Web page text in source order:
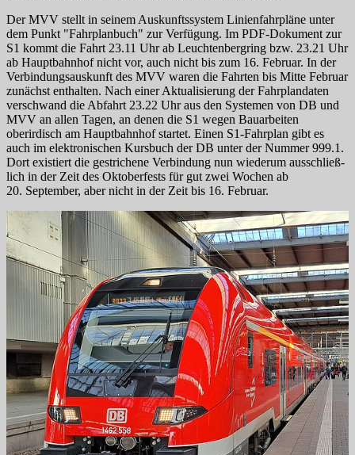
Der MVV stellt in seinem Auskunfts­system Linien­fahr­pläne unter
dem Punkt "Fahr­plan­buch" zur Verfügung. Im PDF-Dokument zur
S1 kommt die Fahrt 23.11 Uhr ab Leuch­ten­berg­ring bzw. 23.21 Uhr
ab Haupt­bahn­hof nicht vor, auch nicht bis zum 16. Februar. In der
Ver­bindungs­aus­kunft des MVV waren die Fahrten bis Mitte Februar
zunächst enthalten. Nach einer Aktualisierung der Fahrplandaten
verschwand die Abfahrt 23.22 Uhr aus den Systemen von DB und
MVV an allen Tagen, an denen die S1 wegen Bauarbeiten
oberirdisch am Haupt­bahn­hof startet. Einen S1-Fahr­plan gibt es
auch im elektro­nischen Kursbuch der DB unter der Nummer 999.1.
Dort existiert die gestrichene Verbindung nun wiederum aus­schließ­
lich in der Zeit des Oktober­fests für gut zwei Wochen ab
20. September, aber nicht in der Zeit bis 16. Februar.